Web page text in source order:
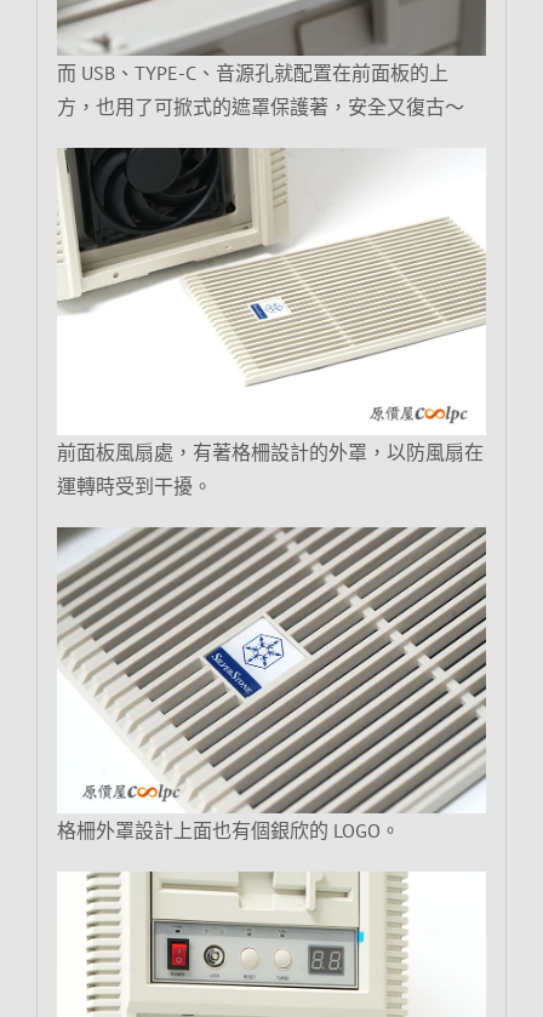
而 USB、TYPE-C、音源孔就配置在前面板的上
方，也用了可掀式的遮罩保護著，安全又復古～
前面板風扇處，有著格柵設計的外罩，以防風扇在
運轉時受到干擾。
格柵外罩設計上面也有個銀欣的 LOGO。